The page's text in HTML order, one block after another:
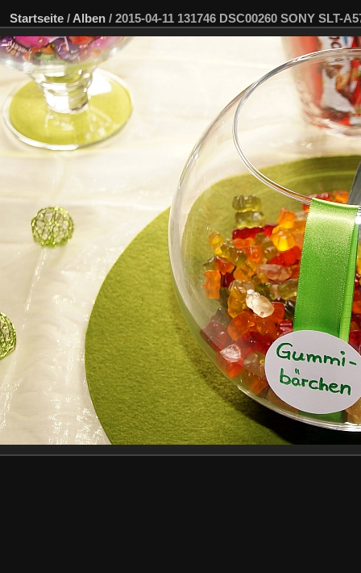
Startseite / Alben / 2015-04-11 131746 DSC00260 SONY SLT-